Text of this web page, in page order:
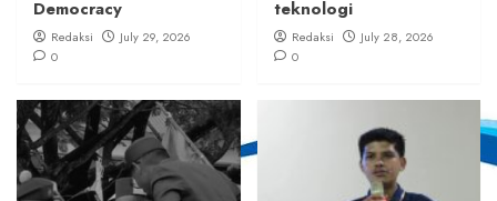
Democracy
Redaksi
July 29, 2026
0
teknologi
Redaksi
July 28, 2026
0